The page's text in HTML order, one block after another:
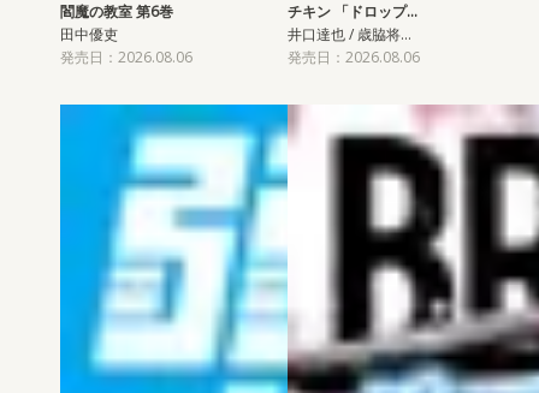
閻魔の教室 第6巻
田中優吏
発売日：2026.08.06
チキン 「ドロップ…
井口達也 / 歳脇将…
発売日：2026.08.06